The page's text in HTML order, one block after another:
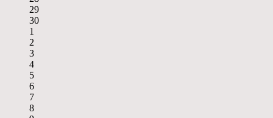
29
30
1
2
3
4
5
6
7
8